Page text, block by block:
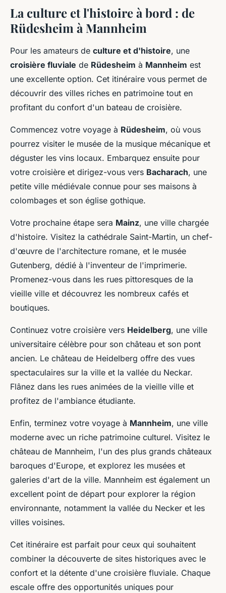
La culture et l'histoire à bord : de
Rüdesheim à Mannheim
Pour les amateurs de culture et d'histoire, une
croisière fluviale de Rüdesheim à Mannheim est
une excellente option. Cet itinéraire vous permet de
découvrir des villes riches en patrimoine tout en
profitant du confort d'un bateau de croisière.
Commencez votre voyage à Rüdesheim, où vous
pourrez visiter le musée de la musique mécanique et
déguster les vins locaux. Embarquez ensuite pour
votre croisière et dirigez-vous vers Bacharach, une
petite ville médiévale connue pour ses maisons à
colombages et son église gothique.
Votre prochaine étape sera Mainz, une ville chargée
d'histoire. Visitez la cathédrale Saint-Martin, un chef-
d'œuvre de l'architecture romane, et le musée
Gutenberg, dédié à l'inventeur de l'imprimerie.
Promenez-vous dans les rues pittoresques de la
vieille ville et découvrez les nombreux cafés et
boutiques.
Continuez votre croisière vers Heidelberg, une ville
universitaire célèbre pour son château et son pont
ancien. Le château de Heidelberg offre des vues
spectaculaires sur la ville et la vallée du Neckar.
Flânez dans les rues animées de la vieille ville et
profitez de l'ambiance étudiante.
Enfin, terminez votre voyage à Mannheim, une ville
moderne avec un riche patrimoine culturel. Visitez le
château de Mannheim, l'un des plus grands châteaux
baroques d'Europe, et explorez les musées et
galeries d'art de la ville. Mannheim est également un
excellent point de départ pour explorer la région
environnante, notamment la vallée du Necker et les
villes voisines.
Cet itinéraire est parfait pour ceux qui souhaitent
combiner la découverte de sites historiques avec le
confort et la détente d'une croisière fluviale. Chaque
escale offre des opportunités uniques pour